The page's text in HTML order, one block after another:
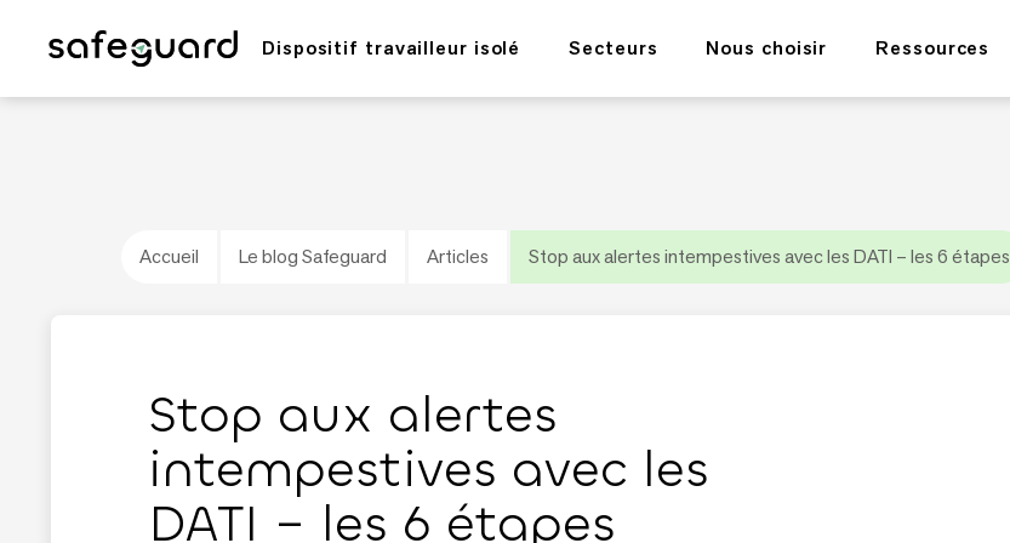
Dispositif travailleur isolé Secteurs Nous choisir Ressources
Accueil Le blog Safeguard Articles Stop aux alertes intempestives avec les DATI – les 6 étapes
Stop aux alertes
intempestives avec les
DATI – les 6 étapes